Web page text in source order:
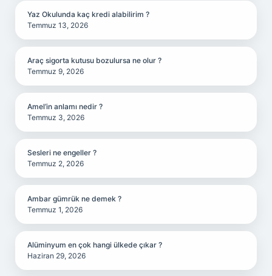
Yaz Okulunda kaç kredi alabilirim ?
Temmuz 13, 2026
Araç sigorta kutusu bozulursa ne olur ?
Temmuz 9, 2026
Amel’in anlamı nedir ?
Temmuz 3, 2026
Sesleri ne engeller ?
Temmuz 2, 2026
Ambar gümrük ne demek ?
Temmuz 1, 2026
Alüminyum en çok hangi ülkede çıkar ?
Haziran 29, 2026